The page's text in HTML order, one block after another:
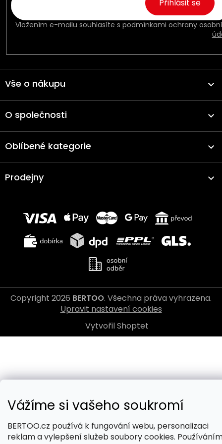
Vážíme si vašeho soukromí
BERTOO.cz používá k fungování webu, personalizaci
reklam a vylepšení služeb soubory cookies.
Vložením e-mailu souhlasíte s podmínkami ochrany
Přihlásit se
Vše o nákupu
O společnosti
Oblíbené kategorie
Prodejny
Vytvořil Shoptet
Copyright 2026 BERTOO. Všechna práva vyhrazena.
Upravit nastavení cookies